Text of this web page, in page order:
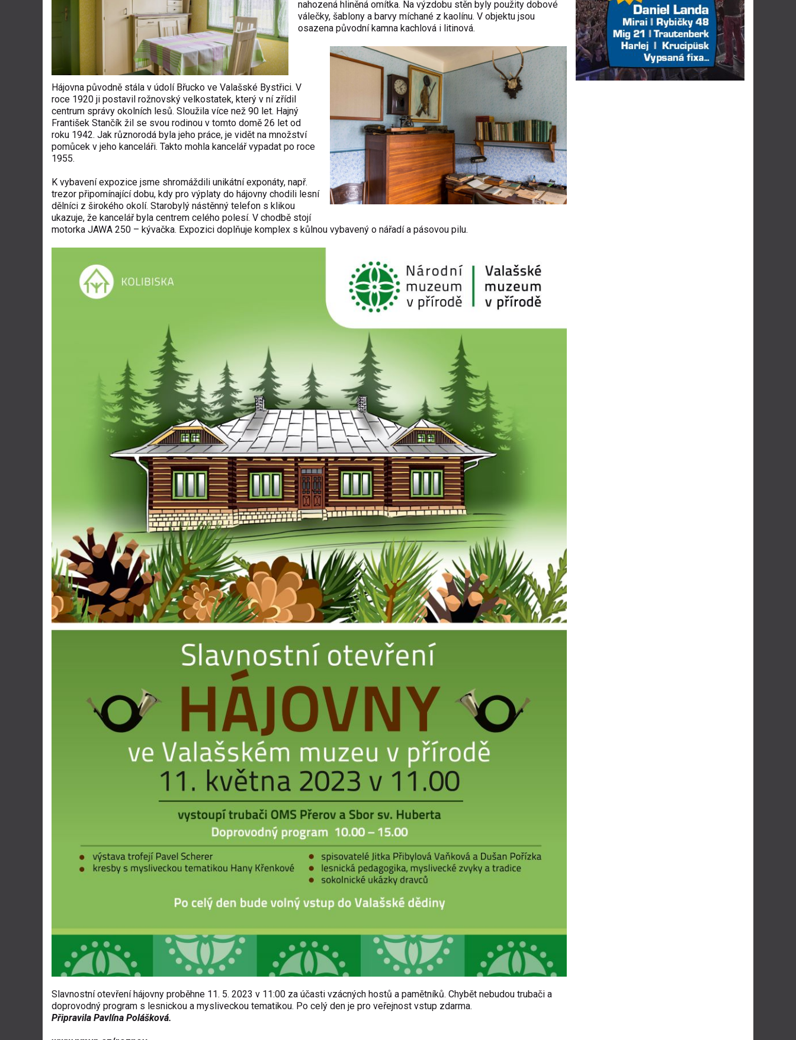
nahozená hliněná omítka. Na výzdobu stěn byly použity dobové
válečky, šablony a barvy míchané z kaolínu. V objektu jsou
osazena původní kamna kachlová i litinová.
Hájovna původně stála v údolí Břucko ve Valašské Bystřici. V
roce 1920 ji postavil rožnovský velkostatek, který v ní zřídil
centrum správy okolních lesů. Sloužila více než 90 let. Hajný
František Stančík žil se svou rodinou v tomto domě 26 let od
roku 1942. Jak různorodá byla jeho práce, je vidět na množství
pomůcek v jeho kanceláři. Takto mohla kancelář vypadat po roce
1955.
K vybavení expozice jsme shromáždili unikátní exponáty, např.
trezor připomínající dobu, kdy pro výplaty do hájovny chodili lesní
dělníci z širokého okolí. Starobylý nástěnný telefon s klikou
ukazuje, že kancelář byla centrem celého polesí. V chodbě stojí
motorka JAWA 250 – kývačka. Expozici doplňuje komplex s kůlnou vybavený o nářadí a pásovou pilu.
Slavnostní otevření hájovny proběhne 11. 5. 2023 v 11:00 za účasti vzácných hostů a pamětníků. Chybět nebudou trubači a
doprovodný program s lesnickou a mysliveckou tematikou. Po celý den je pro veřejnost vstup zdarma.
Připravila Pavlína Polášková.